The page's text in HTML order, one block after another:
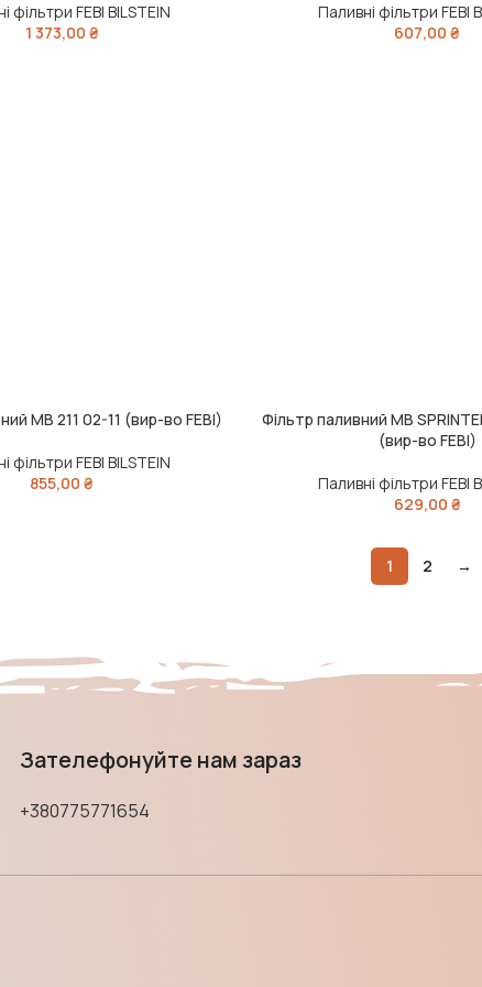
фільтри FEBI BILSTEIN
1 373,00 ₴
Паливні фільтри FEBI
607,00₴
MB 211 02-11 (вир-во FEBI)
фільтри FEBI BILSTEIN
855,00₴
ДОДАТИ В КОШИК
Фільтр паливний MB
(вир-во FEBI)
Паливні фільтри FEBI
629,00 ₴
1 2 →
Зателефонуйте нам зараз
+380775771654